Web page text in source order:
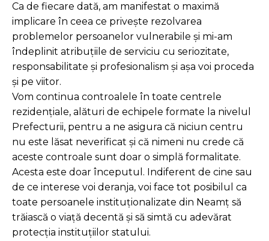
Ca de fiecare dată, am manifestat o maximă
implicare în ceea ce privește rezolvarea
problemelor persoanelor vulnerabile și mi-am
îndeplinit atribuțiile de serviciu cu seriozitate,
responsabilitate și profesionalism și așa voi proceda
și pe viitor.
Vom continua controalele în toate centrele
rezidențiale, alături de echipele formate la nivelul
Prefecturii, pentru a ne asigura că niciun centru
nu este lăsat neverificat și că nimeni nu crede că
aceste controale sunt doar o simplă formalitate.
Acesta este doar începutul. Indiferent de cine sau
de ce interese voi deranja, voi face tot posibilul ca
toate persoanele instituționalizate din Neamț să
trăiască o viață decentă și să simtă cu adevărat
protecția instituțiilor statului.